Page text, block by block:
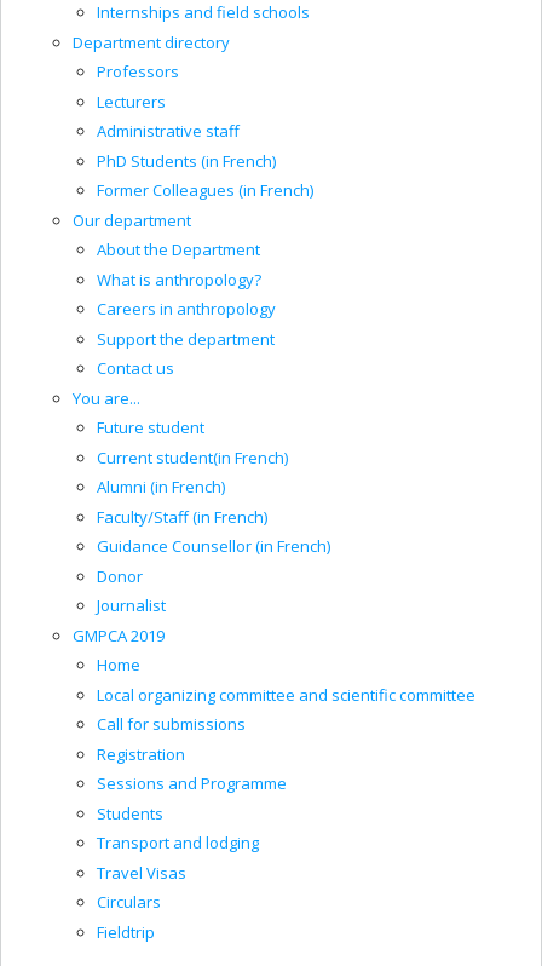
Internships and field schools
Department directory
Professors
Lecturers
Administrative staff
PhD Students (in French)
Former Colleagues (in French)
Our department
About the Department
What is anthropology?
Careers in anthropology
Support the department
Contact us
You are...
Future student
Current student(in French)
Alumni (in French)
Faculty/Staff (in French)
Guidance Counsellor (in French)
Donor
Journalist
GMPCA 2019
Home
Local organizing committee and scientific committee
Call for submissions
Registration
Sessions and Programme
Students
Transport and lodging
Travel Visas
Circulars
Fieldtrip